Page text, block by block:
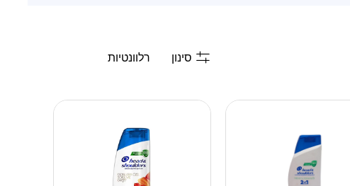
סינון